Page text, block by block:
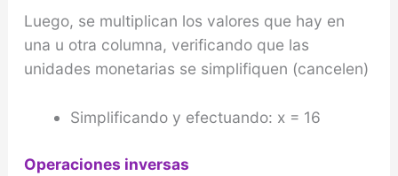
Luego, se multiplican los valores que hay en
una u otra columna, verificando que las
unidades monetarias se simplifiquen (cancelen)
Simplificando y efectuando: x = 16
Operaciones inversas